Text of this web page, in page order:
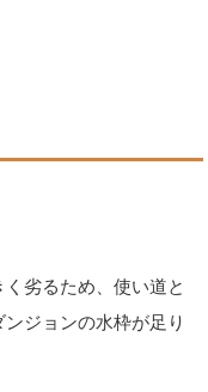
劣るため、使い道と
ジョンの水枠が足り